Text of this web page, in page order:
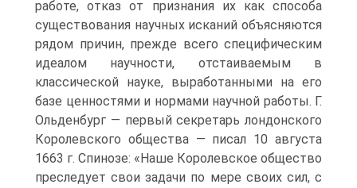
работе, отказ от признания их как способа
существования научных исканий объясняются
рядом причин, прежде всего специфическим
идеалом научности, отстаиваемым в
классической науке, выработанными на его
базе ценностями и нормами научной работы. Г.
Ольденбург — первый секретарь лондонского
Королевского общества — писал 10 августа
1663 г. Спинозе: «Наше Королевское общество
преследует свои задачи по мере своих сил, с